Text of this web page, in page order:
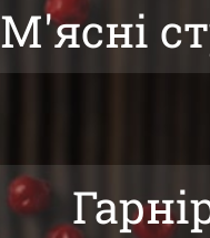
М'ясні